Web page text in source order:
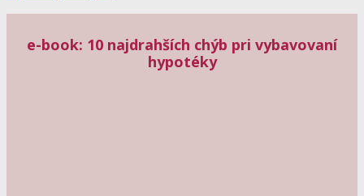
e-book: 10 najdrahších chýb pri vybavovaní
hypotéky